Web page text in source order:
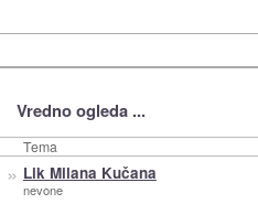
Vredno ogleda ...
Tema
» Lik Milana Kučana
nevone